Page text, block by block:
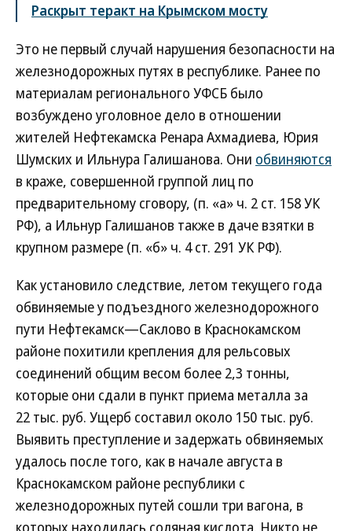
Раскрыт теракт на Крымском мосту
Это не первый случай нарушения безопасности на
железнодорожных путях в республике. Ранее по
материалам регионального УФСБ было
возбуждено уголовное дело в отношении
жителей Нефтекамска Ренара Ахмадиева, Юрия
Шумских и Ильнура Галишанова. Они обвиняются
в краже, совершенной группой лиц по
предварительному сговору, (п. «а» ч. 2 ст. 158 УК
РФ), а Ильнур Галишанов также в даче взятки в
крупном размере (п. «б» ч. 4 ст. 291 УК РФ).
Как установило следствие, летом текущего года
обвиняемые у подъездного железнодорожного
пути Нефтекамск—Саклово в Краснокамском
районе похитили крепления для рельсовых
соединений общим весом более 2,3 тонны,
которые они сдали в пункт приема металла за
22 тыс. руб. Ущерб составил около 150 тыс. руб.
Выявить преступление и задержать обвиняемых
удалось после того, как в начале августа в
Краснокамском районе республики с
железнодорожных путей сошли три вагона, в
которых находилась соляная кислота. Никто не